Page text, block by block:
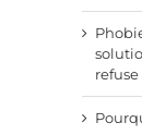
refuse